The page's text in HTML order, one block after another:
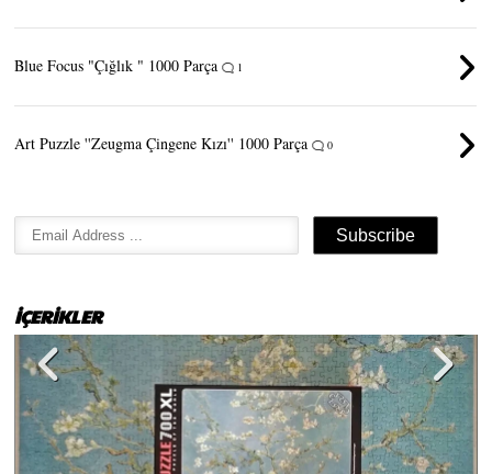
Blue Focus "Çığlık " 1000 Parça 1
Art Puzzle ''Zeugma Çingene Kızı'' 1000 Parça 0
İÇERİKLER